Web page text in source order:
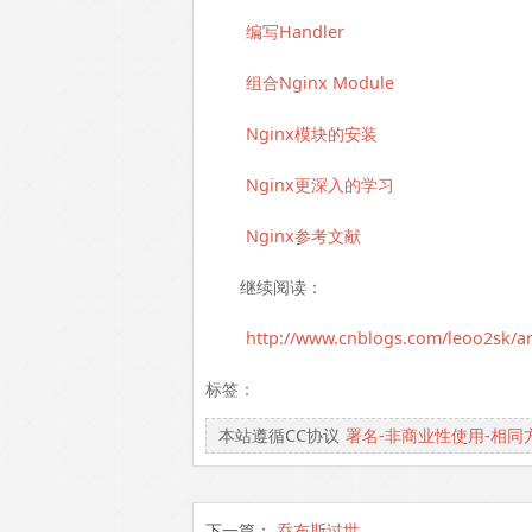
编写Handler
组合Nginx Module
Nginx模块的安装
Nginx更深入的学习
Nginx参考文献
继续阅读：
http://www.cnblogs.com/leoo2sk/
标签：
本站遵循CC协议 署名-非商业性使用-相同